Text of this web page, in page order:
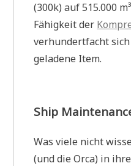
(300k) auf 515.000
Fähigkeit der
verhundertfacht
geladene Item.
Ship
Was viele nicht
(und die Orca) in